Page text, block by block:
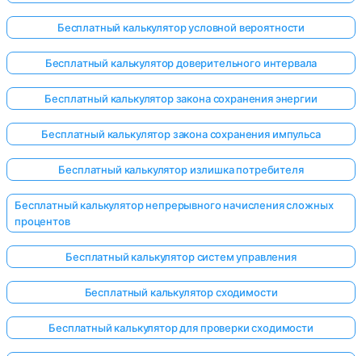
Бесплатный калькулятор условной вероятности
Бесплатный калькулятор доверительного интервала
Бесплатный калькулятор закона сохранения энергии
Бесплатный калькулятор закона сохранения импульса
Бесплатный калькулятор излишка потребителя
Бесплатный калькулятор непрерывного начисления сложных
процентов
Бесплатный калькулятор систем управления
Бесплатный калькулятор сходимости
Бесплатный калькулятор для проверки сходимости